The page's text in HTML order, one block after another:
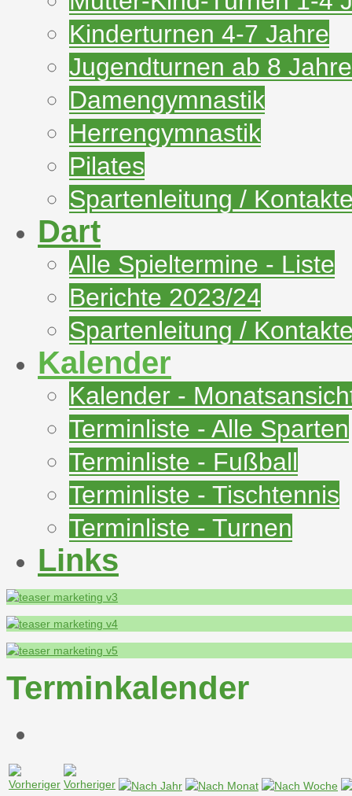
Kinderturnen 4-7 Jahre
Jugendturnen ab 8 Jahre
Damengymnastik
Herrengymnastik
Pilates
Spartenleitung /
Dart
Alle Spieltermine - Liste
Berichte 2023/24
Spartenleitung /
Kalender
Kalender -
Terminliste - Alle Sparten
Terminliste - Fußball
Terminliste - Tischtennis
Terminliste - Turnen
Links
Terminkalender